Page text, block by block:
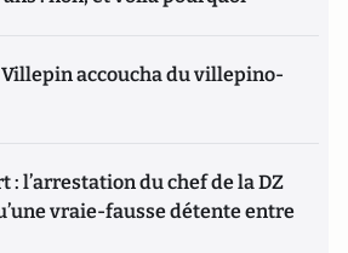
accoucha du villepino-
: l’arrestation du chef de la DZ
vraie-fausse détente entre